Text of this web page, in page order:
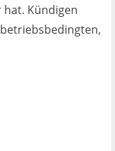
Kündigen